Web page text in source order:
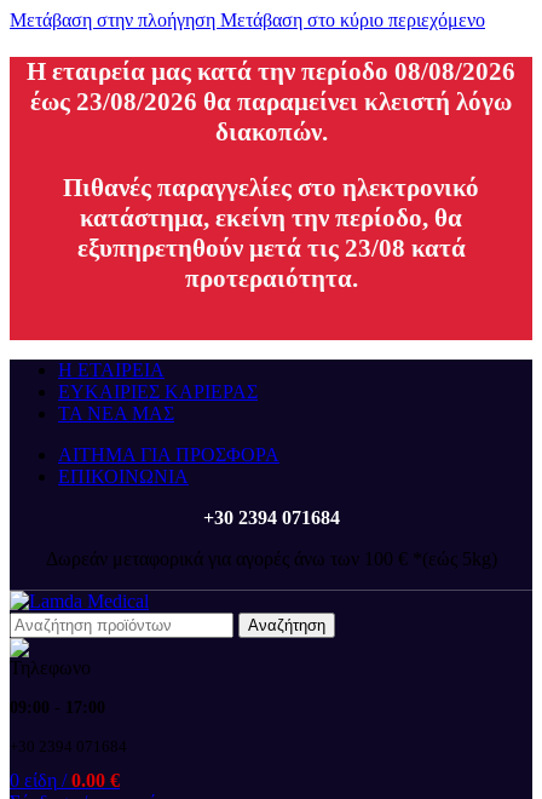
Μετάβαση στην πλοήγηση Μετάβαση στο κύριο περιεχόμενο
H εταιρεία μας κατά την περίοδο 08/08/2026
έως 23/08/2026 θα παραμείνει κλειστή λόγω
διακοπών.
Πιθανές παραγγελίες στο ηλεκτρονικό
κατάστημα, εκείνη την περίοδο, θα
εξυπηρετηθούν μετά τις 23/08 κατά
προτεραιότητα.
Η ΕΤΑΙΡΕΙΑ
ΕΥΚΑΙΡΙΕΣ ΚΑΡΙΕΡΑΣ
ΤΑ ΝΕΑ ΜΑΣ
ΑΙΤΗΜΑ ΓΙΑ ΠΡΟΣΦΟΡΑ
ΕΠΙΚΟΙΝΩΝΙΑ
+30 2394 071684
Δωρεάν μεταφορικά για αγορές άνω των 100 € *(εώς 5kg)
Αναζήτηση
09:00 - 17:00
+30 2394 071684
0 είδη / 0.00 €